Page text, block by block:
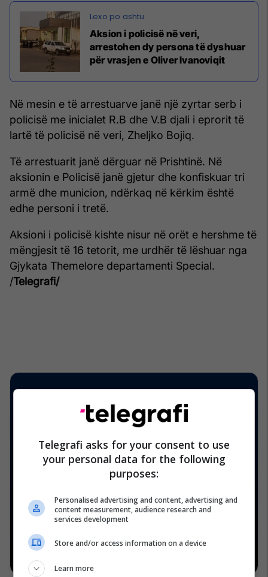
Aksion i policisë në veri,
arrestohen dy persona të dyshuar
për vrasjen e Oliver Ivanoviqit
Në mesin e të arrestuarve janë një zyrtar serb i
policisë me inicialet R.B dhe V.B djali i eprorit të
lartë të policisë në veri, Zheljko Bojiq.
Të arrestuarit janë dërguar në Prishtinë. Në
aksionin e Policisë janë gjetur dhe konfiskuar tri
armë dhe municion, ndërkaq në kërkim është
edhe personi i tretë.
Aksioni i policisë kishte nisur në orët e hershme të
mëngjesit të 16 tetorit, me urdhër të lëshuar nga
Gjykata Themelore departamenti Special.
/Telegrafi/
Telegrafi asks for your consent to use
your personal data for the following
purposes:
Personalised advertising and content, advertising and
content measurement, audience research and
services development
Store and/or access information on a device
Learn more